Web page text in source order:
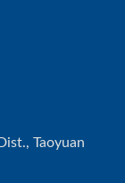
Taoyuan